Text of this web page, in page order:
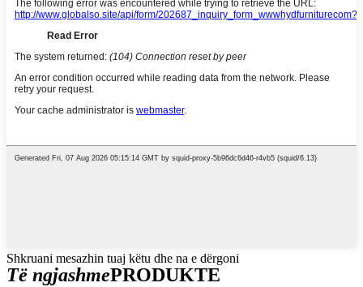
Shkruani mesazhin tuaj këtu dhe na e dërgoni
Të ngjashmePRODUKTE